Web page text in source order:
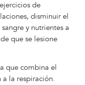
de
disminuir el
y nutrientes a
que se lesione
que combina el
la respiración.